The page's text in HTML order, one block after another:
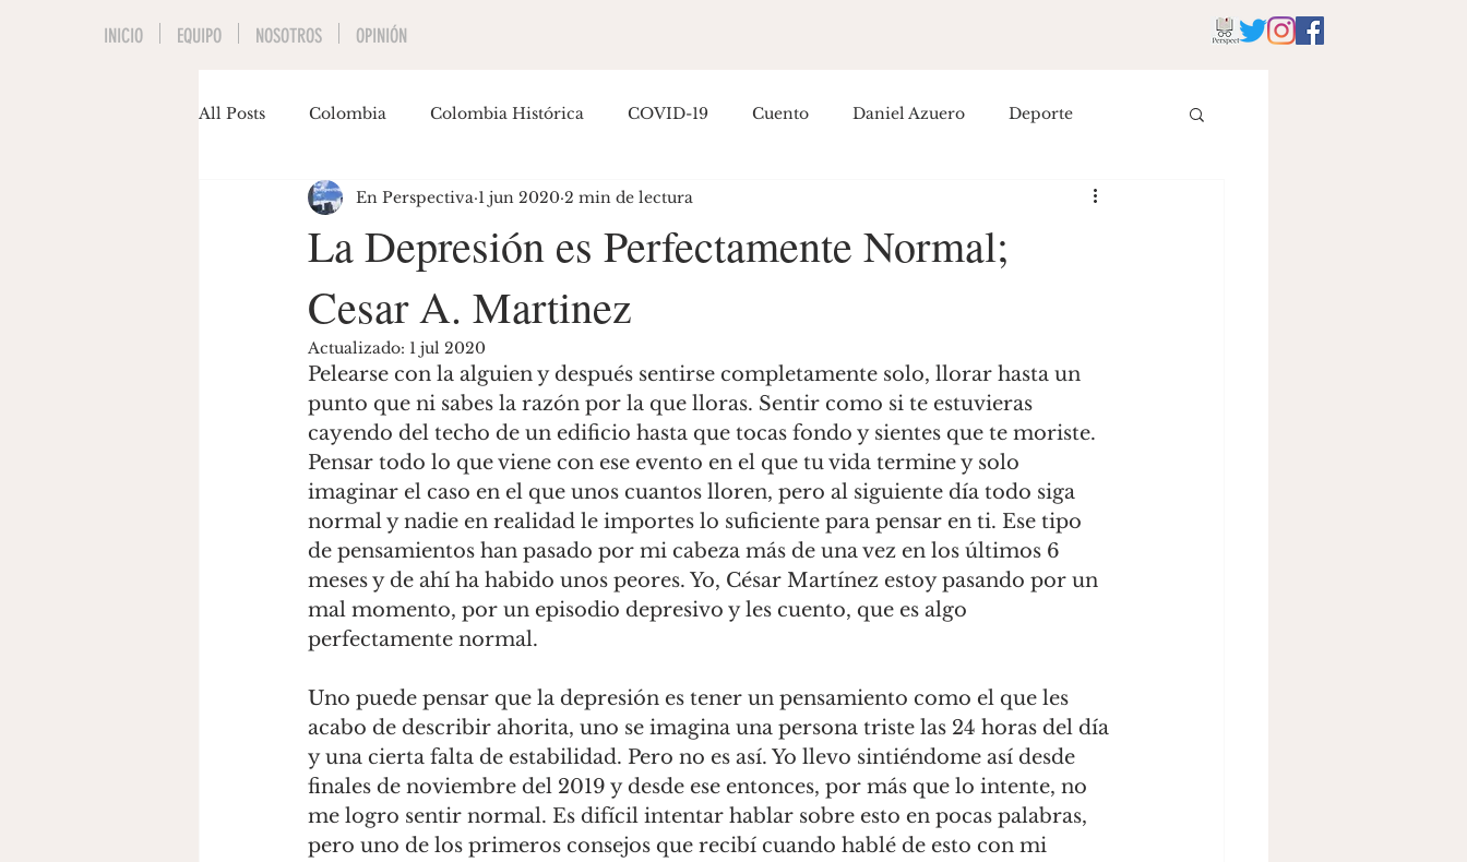
All Posts Colombia Colombia Histórica COVID-19 Cuento Daniel Azuero Deporte
Economía Educación Empoderamiento Entretenimiento Literatura
Gastón Siegmund Maria José Hernández
La Depresión es Perfectamente Normal;
Cesar A. Martinez
En Perspectiva 1 jun 2020 2 min de lectura
Actualizado: 1 jul 2020
Pelearse con la alguien y después sentirse completamente solo, llorar hasta un
punto que ni sabes la razón por la que lloras. Sentir como si te estuvieras
cayendo del techo de un edificio hasta que tocas fondo y sientes que te moriste.
Pensar todo lo que viene con ese evento en el que tu vida termine y solo
imaginar el caso en el que unos cuantos lloren, pero al siguiente día todo siga
normal y nadie en realidad le importes lo suficiente para pensar en ti. Ese tipo
de pensamientos han pasado por mi cabeza más de una vez en los últimos 6
meses y de ahí ha habido unos peores. Yo, César Martínez estoy pasando por un
mal momento, por un episodio depresivo y les cuento, que es algo
perfectamente normal.
Uno puede pensar que la depresión es tener un pensamiento como el que les
acabo de describir ahorita, uno se imagina una persona triste las 24 horas del día
y una cierta falta de estabilidad. Pero no es así. Yo llevo sintiéndome así desde
finales de noviembre del 2019 y desde ese entonces, por más que lo intente, no
me logro sentir normal. Es difícil intentar hablar sobre esto en pocas palabras,
pero uno de los primeros consejos que recibí cuando hablé de esto con mi
INICIO EQUIPO NOSOTROS OPINIÓN